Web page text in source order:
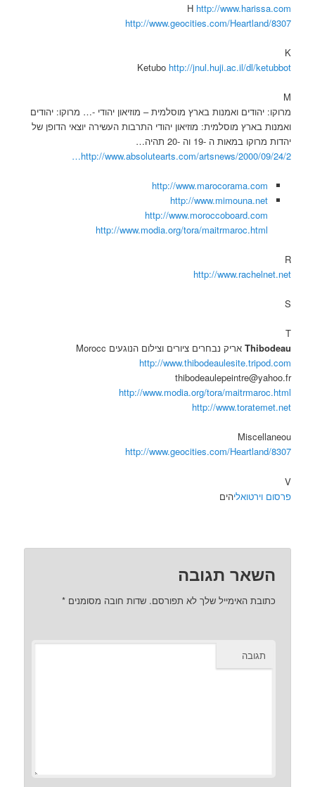
Hhttp://www.harissa.com
http://www.geocities.com/Heartland/8307
K
Ketubo http://jnul.huji.ac.il/dl/ketubbot
M
מרוקו: יהודים ואמנות בארץ מוסלמית – מוזיאון יהודי -… מרוקו: יהודים
ואמנות בארץ מוסלמית: מוזיאון יהודי התרבות העשירה יוצאי הדופן של
יהדות מרוקו במאות ה -19 וה -20 תהיה…
http://www.absolutearts.com/artsnews/2000/09/24/2…
http://www.marocorama.com
http://www.mimouna.net
http://www.moroccoboard.com
http://www.modia.org/tora/maitrmaroc.html
R
http://www.rachelnet.net
S
T
Thibodeau אריק נבחרים ציורים וצילום הנוגעים Morocc
http://www.thibodeaulesite.tripod.com
thibodeaulepeintre@yahoo.fr
http://www.modia.org/tora/maitrmaroc.html
http://www.toratemet.net
Miscellaneou
http://www.geocities.com/Heartland/8307
V
פרסום וירטואליהים
השאר תגובה
כתובת האימייל שלך לא תפורסם. שדות חובה מסומנים*
תגובה